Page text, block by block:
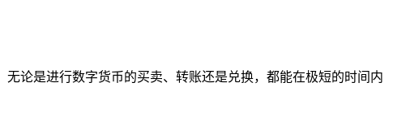
论是进行数字货币的买卖、转账还是兑换，都能在极短的时间内